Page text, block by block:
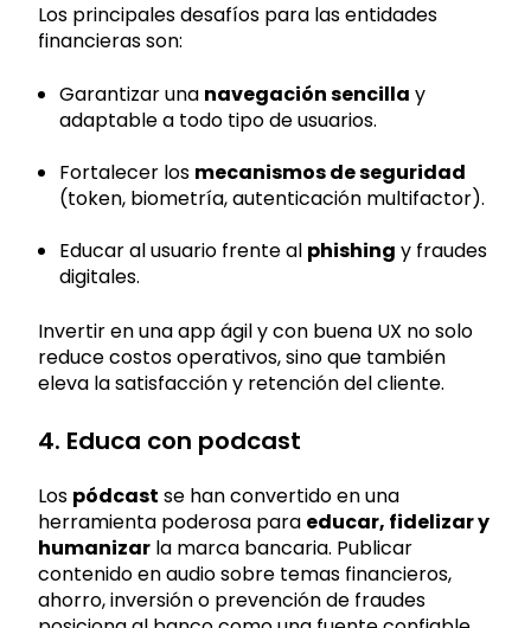
Los principales desafíos para las entidades
financieras son:
Garantizar una navegación sencilla y
adaptable a todo tipo de usuarios.
Fortalecer los mecanismos de seguridad
(token, biometría, autenticación multifactor).
Educar al usuario frente al phishing y fraudes
digitales.
Invertir en una app ágil y con buena UX no solo
reduce costos operativos, sino que también
eleva la satisfacción y retención del cliente.
4. Educa con podcast
Los pódcast se han convertido en una
herramienta poderosa para educar, fidelizar y
humanizar la marca bancaria. Publicar
contenido en audio sobre temas financieros,
ahorro, inversión o prevención de fraudes